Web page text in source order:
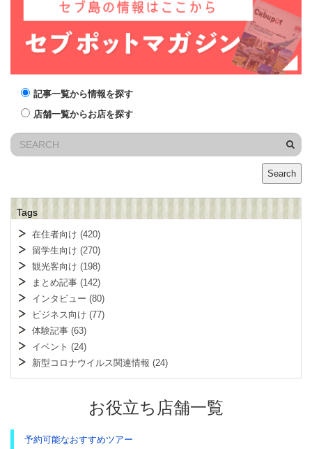
記事一覧から情報を探す
店舗一覧からお店を探す
Search
Tags
在住者向け (420)
留学生向け (270)
観光客向け (198)
まとめ記事 (142)
インタビュー (80)
ビジネス向け (77)
体験記事 (63)
イベント (24)
新型コロナウイルス関連情報 (24)
お役立ち店舗一覧
予約可能なおすすめツアー